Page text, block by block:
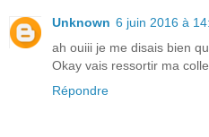
Unknown 6 juin 2016 à
ah ouiii je me disais bien
Okay vais ressortir ma
Répondre